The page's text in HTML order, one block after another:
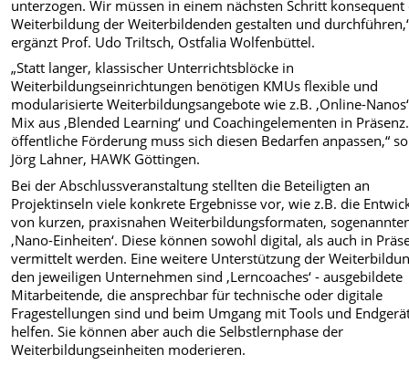
unterzogen. Wir müssen in einem nächsten Schritt konsequent
Weiterbildung der Weiterbildenden gestalten und
ergänzt Prof. Udo Triltsch, Ostfalia Wolfenbüttel.
„Statt langer, klassischer Unterrichtsblöcke in
Weiterbildungseinrichtungen benötigen KMUs flexible und
modularisierte Weiterbildungsangebote wie z.B. ‚Online-
Mix aus ‚Blended Learning‘ und Coachingelementen in
öffentliche Förderung muss sich diesen Bedarfen anpassen,“
Jörg Lahner, HAWK Göttingen.
Bei der Abschlussveranstaltung stellten die Beteiligten an
Projektinseln viele konkrete Ergebnisse vor, wie z.B. die
von kurzen, praxisnahen Weiterbildungsformaten,
‚Nano-Einheiten‘. Diese können sowohl digital, als auch in
vermittelt werden. Eine weitere Unterstützung der
den jeweiligen Unternehmen sind ‚Lerncoaches‘ - ausgebildete
Mitarbeitende, die ansprechbar für technische oder digitale
Fragestellungen sind und beim Umgang mit Tools und
helfen. Sie können aber auch die Selbstlernphase der
Weiterbildungseinheiten moderieren.